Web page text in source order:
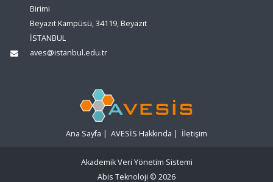
Birimi
Beyazıt Kampüsü, 34119, Beyazıt
İSTANBUL
aves@istanbul.edu.tr
Ana Sayfa | AVESİS Hakkında | İletişim
Akademik Veri Yönetim Sistemi
Abis Teknoloji © 2026